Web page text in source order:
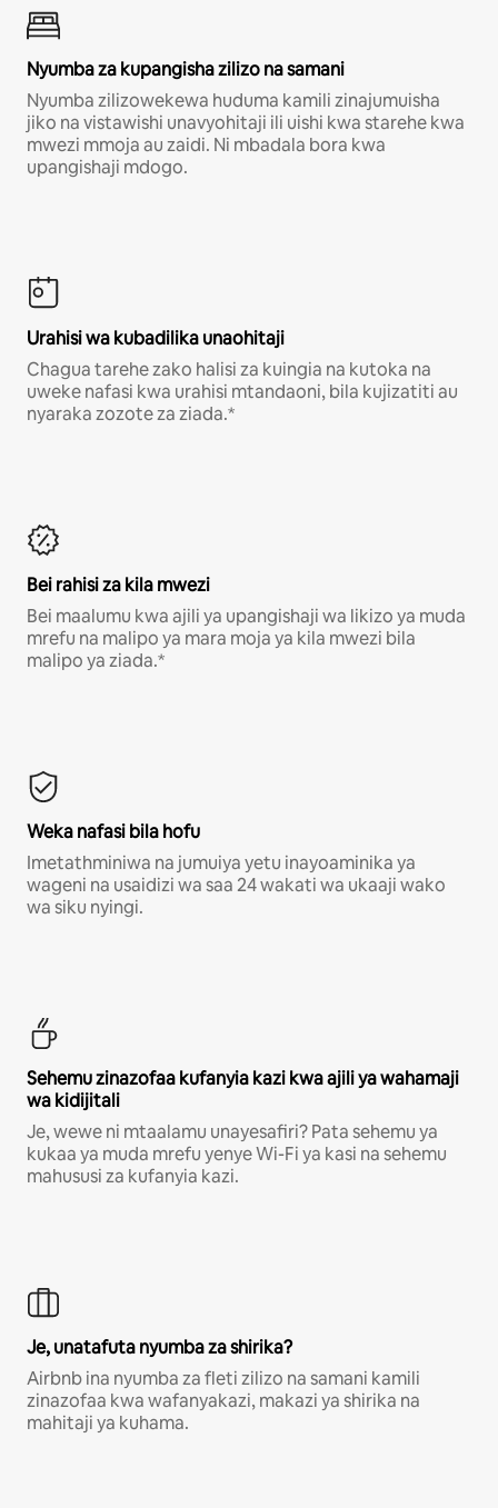
Nyumba za kupangisha zilizo na samani
Nyumba zilizowekewa huduma kamili zinajumuisha
jiko na vistawishi unavyohitaji ili uishi kwa starehe kwa
mwezi mmoja au zaidi. Ni mbadala bora kwa
upangishaji mdogo.
Urahisi wa kubadilika unaohitaji
Chagua tarehe zako halisi za kuingia na kutoka na
uweke nafasi kwa urahisi mtandaoni, bila kujizatiti au
nyaraka zozote za ziada.*
Bei rahisi za kila mwezi
Bei maalumu kwa ajili ya upangishaji wa likizo ya muda
mrefu na malipo ya mara moja ya kila mwezi bila
malipo ya ziada.*
Weka nafasi bila hofu
Imetathminiwa na jumuiya yetu inayoaminika ya
wageni na usaidizi wa saa 24 wakati wa ukaaji wako
wa siku nyingi.
Sehemu zinazofaa kufanyia kazi kwa ajili ya wahamaji
wa kidijitali
Je, wewe ni mtaalamu unayesafiri? Pata sehemu ya
kukaa ya muda mrefu yenye Wi-Fi ya kasi na sehemu
mahususi za kufanyia kazi.
Je, unatafuta nyumba za shirika?
Airbnb ina nyumba za fleti zilizo na samani kamili
zinazofaa kwa wafanyakazi, makazi ya shirika na
mahitaji ya kuhama.